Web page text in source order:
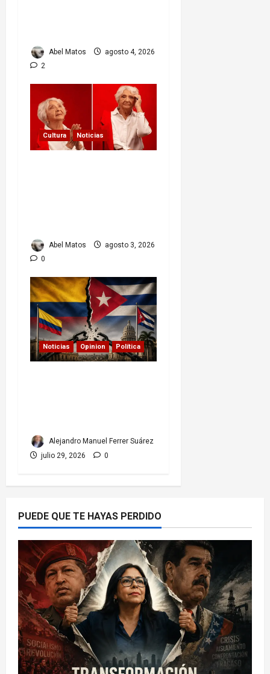
Abel Matos
agosto 4, 2026
2
Cultura Noticias
Abel Matos
agosto 3, 2026
0
Noticias Opinion Política
Alejandro Manuel Ferrer Suárez
julio 29, 2026
0
PUEDE QUE TE HAYAS PERDIDO